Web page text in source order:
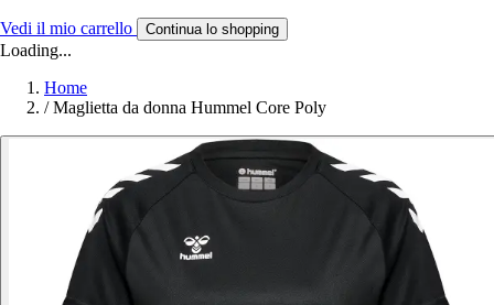
Vedi il mio carrello Continua lo shopping
Loading...
Home
/ Maglietta da donna Hummel Core Poly